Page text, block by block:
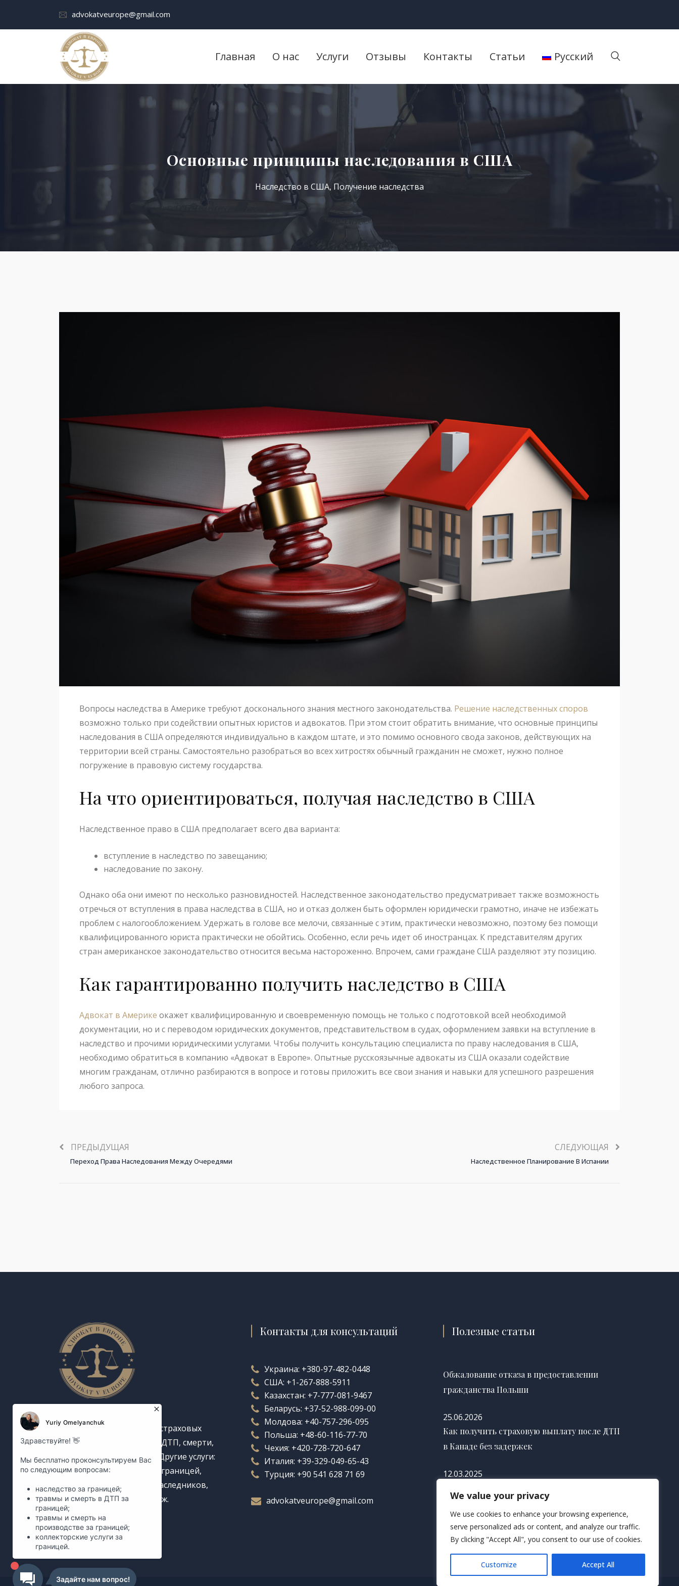
We value your privacy
We use cookies to enhance your browsing experience,
serve personalized ads or content, and analyze our traffic.
By clicking "Accept All", you consent to our use of cookies.
Customize Accept All
advokatveurope@gmail.com
Главная О нас Услуги Отзывы Контакты Статьи Русский
Основные принципы наследования в США
Наследство в США, Получение наследства
Вопросы наследства в Америке требуют досконального знания местного законодательства. Решение наследственных споров
возможно только при содействии опытных юристов и адвокатов. При этом стоит обратить внимание, что основные принципы
наследования в США определяются индивидуально в каждом штате, и это помимо основного свода законов, действующих на
территории всей страны. Самостоятельно разобраться во всех хитростях обычный гражданин не сможет, нужно полное
погружение в правовую систему государства.
На что ориентироваться, получая наследство в США
Наследственное право в США предполагает всего два варианта:
вступление в наследство по завещанию;
наследование по закону.
Однако оба они имеют по несколько разновидностей. Наследственное законодательство предусматривает также возможность
отречься от вступления в права наследства в США, но и отказ должен быть оформлен юридически грамотно, иначе не избежать
проблем с налогообложением. Удержать в голове все мелочи, связанные с этим, практически невозможно, поэтому без помощи
квалифицированного юриста практически не обойтись. Особенно, если речь идет об иностранцах. К представителям других
стран американское законодательство относится весьма настороженно. Впрочем, сами граждане США разделяют эту позицию.
Как гарантированно получить наследство в США
Адвокат в Америке окажет квалифицированную и своевременную помощь не только с подготовкой всей необходимой
документации, но и с переводом юридических документов, представительством в судах, оформлением заявки на вступление в
наследство и прочими юридическими услугами. Чтобы получить консультацию специалиста по праву наследования в США,
необходимо обратиться в компанию «Адвокат в Европе». Опытные русскоязычные адвокаты из США оказали содействие
многим гражданам, отлично разбираются в вопросе и готовы приложить все свои знания и навыки для успешного разрешения
любого запроса.
ПРЕДЫДУЩАЯ
Переход Права Наследования Между Очередями
СЛЕДУЮЩАЯ
Наследственное Планирование В Испании
Занимаемся взысканием страховых
выплат из Европы: после ДТП, смерти,
травм на производстве. Другие услуги:
получение наследства за границей,
генеалогический поиск наследников,
международный арбитраж.
Контакты для консультаций
Украина: +380-97-482-0448
США: +1-267-888-5911
Казахстан: +7-777-081-9467
Беларусь: +37-52-988-099-00
Молдова: +40-757-296-095
Польша: +48-60-116-77-70
Чехия: +420-728-720-647
Италия: +39-329-049-65-43
Турция: +90 541 628 71 69
advokatveurope@gmail.com
Полезные статьи
Обжалование отказа в предоставлении
гражданства Польши
25.06.2026
Как получить страховую выплату после ДТП
в Канаде без задержек
12.03.2025
во избежание судебных споров
12.03.2025